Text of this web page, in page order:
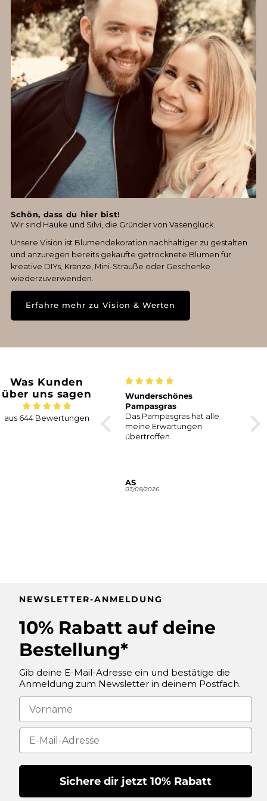
Schön, dass du hier bist!
Wir sind Hauke und Silvi, die Gründer von Vasenglück.
Unsere Vision ist Blumendekoration nachhaltiger zu gestalten
und anzuregen bereits gekaufte getrocknete Blumen für
kreative DIYs, Kränze, Mini-Sträuße oder Geschenke
wiederzuverwenden.
Erfahre mehr zu Vision & Werten
Was Kunden
über uns sagen
aus 644 Bewertungen
Hortensien | 1 Bund | Natur
Wunderschönes
Pampasgras
Das Pampasgras hat alle
meine Erwartungen
übertroffen.
AS
03/08/2026
NEWSLETTER-ANMELDUNG
10% Rabatt auf deine
Bestellung*
Gib deine E-Mail-Adresse ein und bestätige die
Anmeldung zum Newsletter in deinem Postfach.
Sichere dir jetzt 10% Rabatt